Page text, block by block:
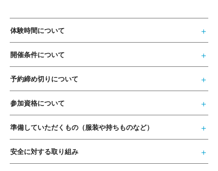
体験時間について
開催条件について
予約締め切りについて
参加資格について
準備していただくもの（服装や持ちものなど）
安全に対する取り組み